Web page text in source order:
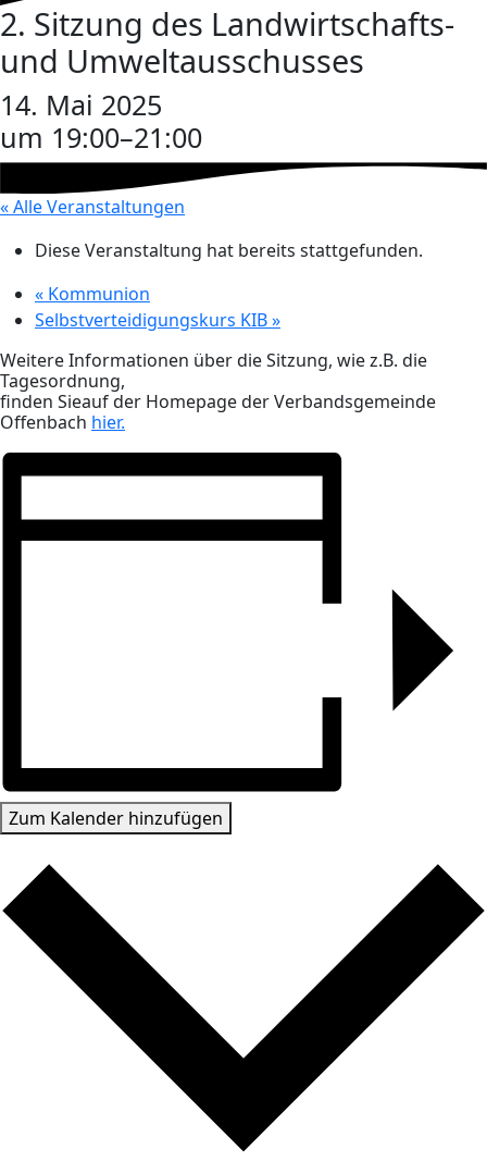
2. Sitzung des Landwirtschafts-
und Umweltausschusses
14. Mai 2025
um 19:00–21:00
« Alle Veranstaltungen
Diese Veranstaltung hat bereits stattgefunden.
« Kommunion
Selbstverteidigungskurs KIB»
Weitere Informationen über die Sitzung, wie z.B. die
Tagesordnung,
finden Sieauf der Homepage der Verbandsgemeinde
Offenbach hier.
Zum Kalender hinzufügen